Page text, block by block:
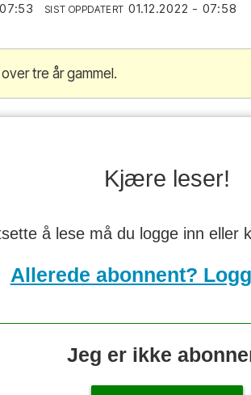
SIST OPPDATERT 01.12.2022 - 07:58
tre år gammel.
Kjære leser!
å lese må du logge inn eller
Allerede abonnent?
Jeg er ikke